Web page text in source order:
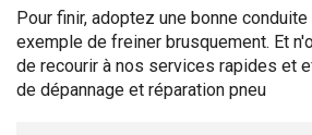
Pour finir, adoptez une bonne
exemple de freiner brusquement. Et
de recourir à nos services rapides et
de dépannage et réparation pneu